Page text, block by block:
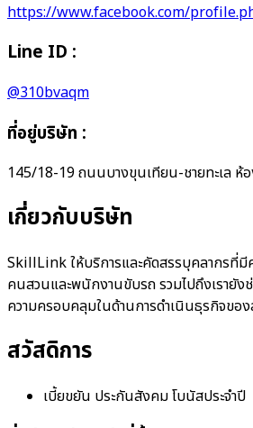
https://www.facebook.com/
Line ID :
@310bvaqm
ที่อยู่บริษัท :
145/18-19 ถนนบางขุนเทียน-ชายทะเล ห้
เกี่ยวกับบริษัท
SkillLink ให้บริการและคัดสรรบุคลากรที่มี
คนสวนและพนักงานขับรถ รวมไปถึงเรายัง
ความครอบคลุมในด้านการดำเนินธุรกิจขอ
สวัสดิการ
เบี้ยขยัน ประกันสังคม โบนัสประจำปี